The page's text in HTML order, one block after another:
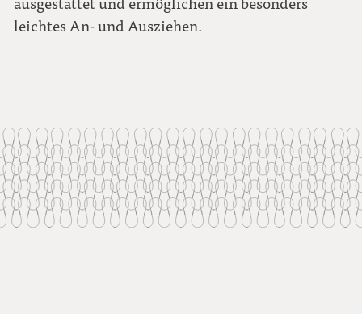
leichtes An- und Ausziehen.